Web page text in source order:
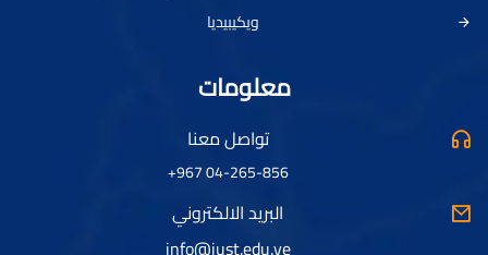
ويكيبيديا
معلومات
تواصل معنا
04-265-856 967+
البريد الالكتروني
info@just.edu.ye